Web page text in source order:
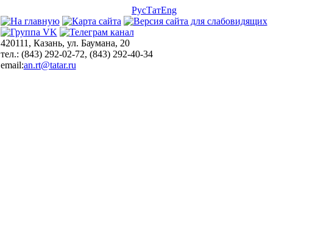
РусТатEng
420111, Казань, ул. Баумана, 20
тел.: (843) 292-02-72, (843) 292-40-34
email:an.rt@tatar.ru